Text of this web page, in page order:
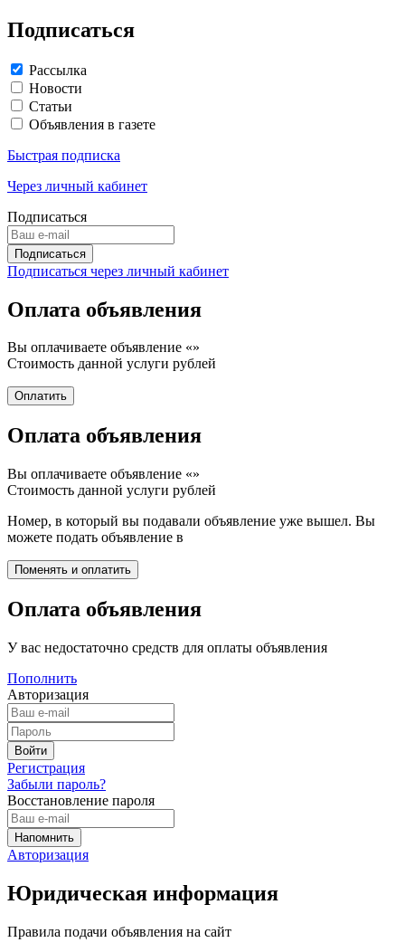
Подписаться
Рассылка
Новости
Статьи
Объявления в газете
Быстрая подписка
Через личный кабинет
Подписаться
Подписаться через личный кабинет
Оплата объявления
Вы оплачиваете объявление «»
Стоимость данной услуги рублей
Оплата объявления
Вы оплачиваете объявление «»
Стоимость данной услуги рублей
Номер, в который вы подавали объявление уже вышел. Вы
можете подать объявление в
Оплата объявления
У вас недостаточно средств для оплаты объявления
Пополнить
Авторизация
Регистрация
Забыли пароль?
Восстановление пароля
Авторизация
Юридическая информация
Правила подачи объявления на сайт